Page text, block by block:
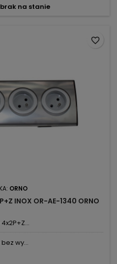
na stanie
ORNO
INOX OR-AE-1340 ORNO
wy...
favorite_border